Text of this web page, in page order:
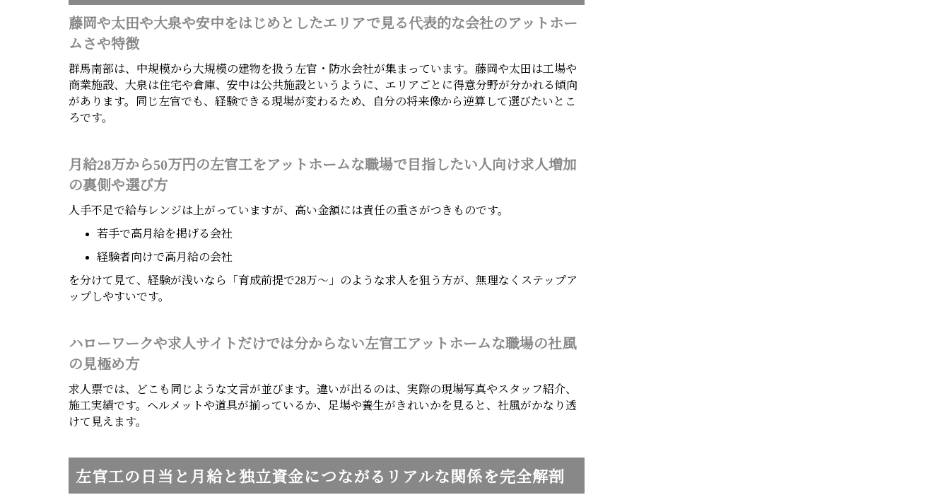
藤岡や太田や大泉や安中をはじめとしたエリアで見る代表的な会社のアットホー
ムさや特徴
群馬南部は、中規模から大規模の建物を扱う左官・防水会社が集まっています。藤岡や太田は工場や
商業施設、大泉は住宅や倉庫、安中は公共施設というように、エリアごとに得意分野が分かれる傾向
があります。同じ左官でも、経験できる現場が変わるため、自分の将来像から逆算して選びたいとこ
ろです。
月給28万から50万円の左官工をアットホームな職場で目指したい人向け求人増加
の裏側や選び方
人手不足で給与レンジは上がっていますが、高い金額には責任の重さがつきものです。
若手で高月給を掲げる会社
経験者向けで高月給の会社
を分けて見て、経験が浅いなら「育成前提で28万〜」のような求人を狙う方が、無理なくステップア
ップしやすいです。
ハローワークや求人サイトだけでは分からない左官工アットホームな職場の社風
の見極め方
求人票では、どこも同じような文言が並びます。違いが出るのは、実際の現場写真やスタッフ紹介、
施工実績です。ヘルメットや道具が揃っているか、足場や養生がきれいかを見ると、社風がかなり透
けて見えます。
左官工の日当と月給と独立資金につながるリアルな関係を完全解剖